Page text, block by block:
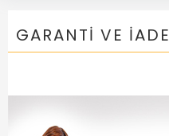
GARANTI VE İADE